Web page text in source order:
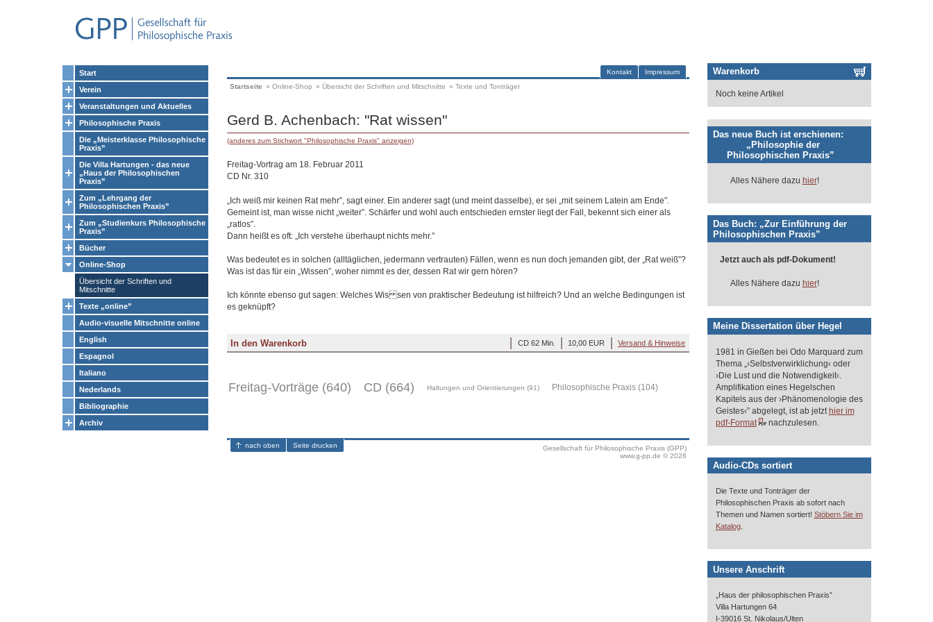
Start
Verein
Veranstaltungen und Aktuelles
Philosophische Praxis
Die „Meisterklasse Philosophische
Praxis”
Die Villa Hartungen - das neue
„Haus der Philosophischen
Praxis”
Zum „Lehrgang der
Philosophischen Praxis”
Zum „Studienkurs Philosophische
Praxis”
Bücher
Online-Shop
Übersicht der Schriften und
Mitschnitte
Texte „online”
Audio-visuelle Mitschnitte online
English
Espagnol
Italiano
Nederlands
Bibliographie
Archiv
Impressum
Kontakt
Startseite » Online-Shop » Übersicht der Schriften und Mitschnitte » Texte und Tonträger
Gerd B. Achenbach: "Rat wissen"
(anderes zum Stichwort "Philosophische Praxis" anzeigen)
Freitag-Vortrag am 18. Februar 2011
CD Nr. 310
„Ich weiß mir keinen Rat mehr”, sagt einer. Ein anderer sagt (und meint dasselbe), er sei „mit seinem Latein am Ende”.
Gemeint ist, man wisse nicht „weiter”. Schärfer und wohl auch entschieden ernster liegt der Fall, bekennt sich einer als
„ratlos”.
Dann heißt es oft: „Ich verstehe überhaupt nichts mehr.”
Was bedeutet es in solchen (alltäglichen, jedermann vertrauten) Fällen, wenn es nun doch jemanden gibt, der „Rat weiß”?
Was ist das für ein „Wissen”, woher nimmt es der, dessen Rat wir gern hören?
Ich könnte ebenso gut sagen: Welches Wis sen von praktischer Bedeutung ist hilfreich? Und an welche Bedingungen ist
es geknüpft?
Versand & Hinweise
10,00 EUR
CD 62 Min.
Freitag-Vorträge (640) CD (664) Haltungen und Orientierungen (91) Philosophische Praxis (104)
Gesellschaft für Philosophische Praxis (GPP)
www.g-pp.de © 2026
nach oben Seite drucken
Warenkorb
Noch keine Artikel
Das neue Buch ist erschienen:
„Philosophie der
Philosophischen Praxis”
Alles Nähere dazu hier!
Das Buch: „Zur Einführung der
Philosophischen Praxis”
Jetzt auch als pdf-Dokument!
Alles Nähere dazu hier!
Meine Dissertation über Hegel
1981 in Gießen bei Odo Marquard zum
Thema „›Selbstverwirklichung‹ oder
›Die Lust und die Notwendigkeit‹.
Amplifikation eines Hegelschen
Kapitels aus der ›Phänomenologie des
Geistes‹” abgelegt, ist ab jetzt hier im
pdf-Format
nachzulesen.
Audio-CDs sortiert
Die Texte und Tonträger der
Philosophischen Praxis ab sofort nach
Themen und Namen sortiert! Stöbern Sie im
Katalog.
Unsere Anschrift
„Haus der philosophischen Praxis”
Villa Hartungen 64
I-39016 St. Nikolaus/Ulten